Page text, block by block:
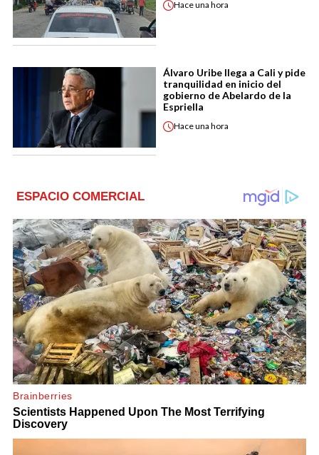
Haceuna hora
Álvaro Uribe llega a Cali y pide
tranquilidad en inicio del
gobierno de Abelardo de la
Espriella
Haceuna hora